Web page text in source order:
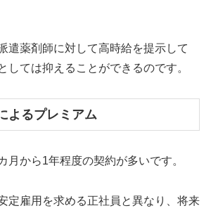
遣薬剤師に対して高時給を提示して
しては抑えることができるのです。
よるプレミアム
月から1年程度の契約が多いです。
定雇用を求める正社員と異なり、将来